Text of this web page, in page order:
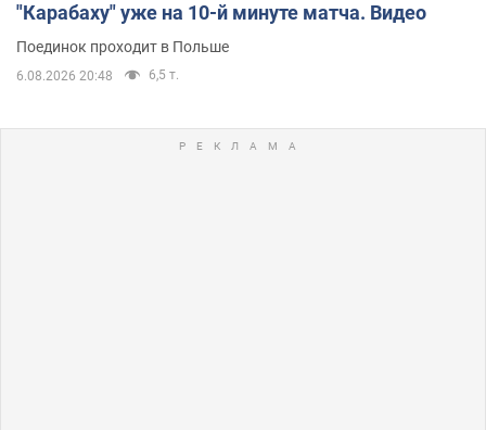
"Карабаху" уже на 10-й минуте матча. Видео
Поединок проходит в Польше
6.08.2026 20:48 6,5 т.